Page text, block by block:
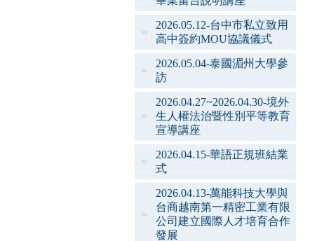
2026.05.12-台中市私立致用
高中簽約MOU協議儀式
2026.05.04-泰國湄州大學參
訪
2026.04.27~2026.04.30-境外
生人權法治暨性別平等教育
宣導講座
2026.04.15-華語正規班結業
式
2026.04.13-萬能科技大學與
台商越南第一精密工業有限
公司建立國際人才培育合作
發展